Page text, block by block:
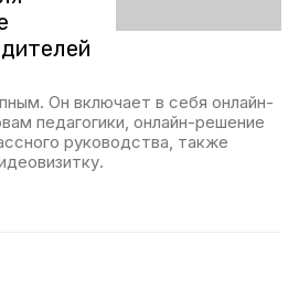
Он включает в себя онлайн-
педагогики, онлайн-решение
руководства, также